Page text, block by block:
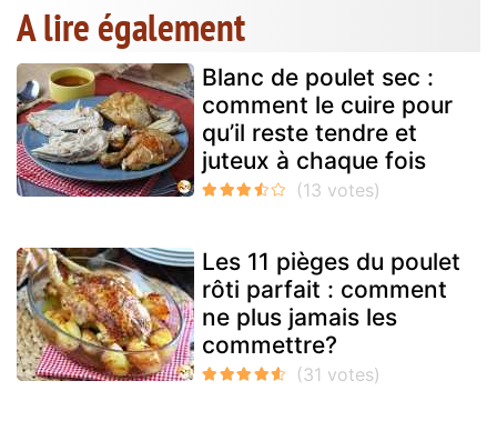
A lire également
Blanc de poulet sec :
comment le cuire pour
qu’il reste tendre et
juteux à chaque fois
Les 11 pièges du poulet
rôti parfait : comment
ne plus jamais les
commettre?